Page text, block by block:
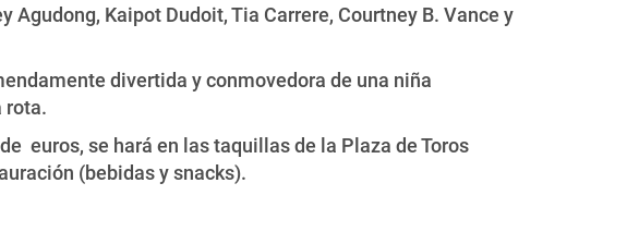
Kaipot Dudoit, Tia Carrere, Courtney B. Vance y
divertida y conmovedora de una niña
rota.
euros, se hará en las taquillas de la Plaza de Toros
(bebidas y snacks).